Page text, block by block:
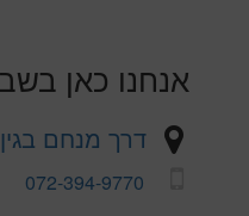
אנחנו כאן
דרך מנחם בגין 12 תל אביב
072-394-9770